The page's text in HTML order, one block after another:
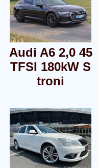
Audi A6 2,0 45
TFSI 180kW S
troni